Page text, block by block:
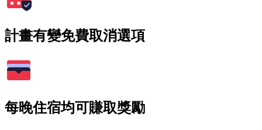
計畫有變免費取消選項
每晚住宿均可賺取獎勵